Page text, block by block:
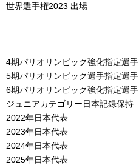
世界選手権2023 出場
4期パリオリンピック強化指定選手
5期パリオリンピック選手指定選手
6期パリオリンピック強化指定選手
ジュニアカテゴリー日本記録保持
2022年日本代表
2023年日本代表
2024年日本代表
2025年日本代表